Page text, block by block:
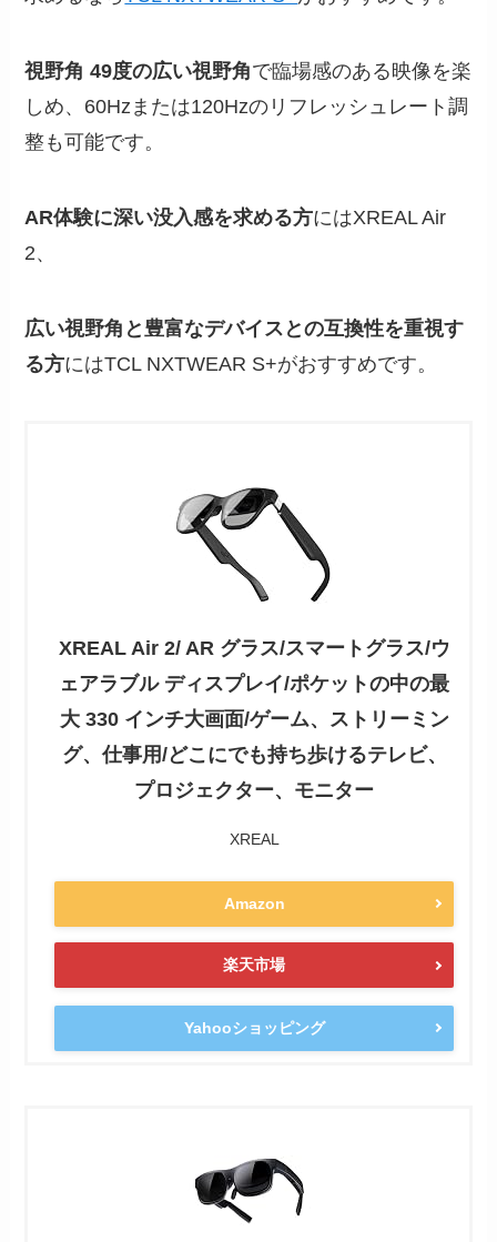
視野角 49度の広い視野角で臨場感のある映像を楽
しめ、60Hzまたは120Hzのリフレッシュレート調
整も可能です。
AR体験に深い没入感を求める方にはXREAL Air
2、
広い視野角と豊富なデバイスとの互換性を重視す
る方にはTCL NXTWEAR S+がおすすめです。
XREAL Air 2/ AR グラス/スマートグラス/ウ
ェアラブル ディスプレイ/ポケットの中の最
大 330 インチ大画面/ゲーム、ストリーミン
グ、仕事用/どこにでも持ち歩けるテレビ、
プロジェクター、モニター
XREAL
Amazon
楽天市場
Yahooショッピング